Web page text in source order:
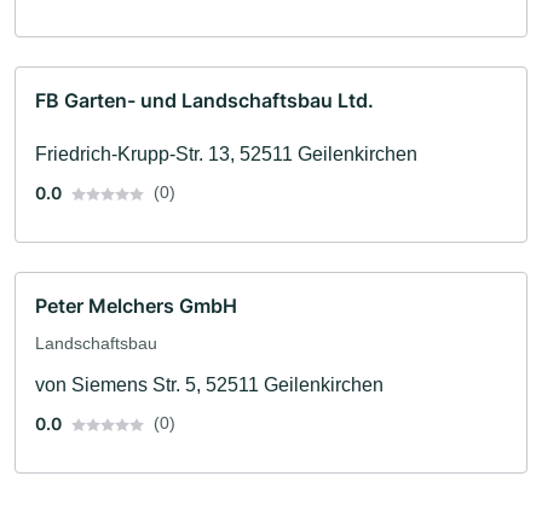
FB Garten- und Landschaftsbau Ltd.
Friedrich-Krupp-Str. 13, 52511 Geilenkirchen
0.0
(0)
Peter Melchers GmbH
Landschaftsbau
von Siemens Str. 5, 52511 Geilenkirchen
0.0
(0)